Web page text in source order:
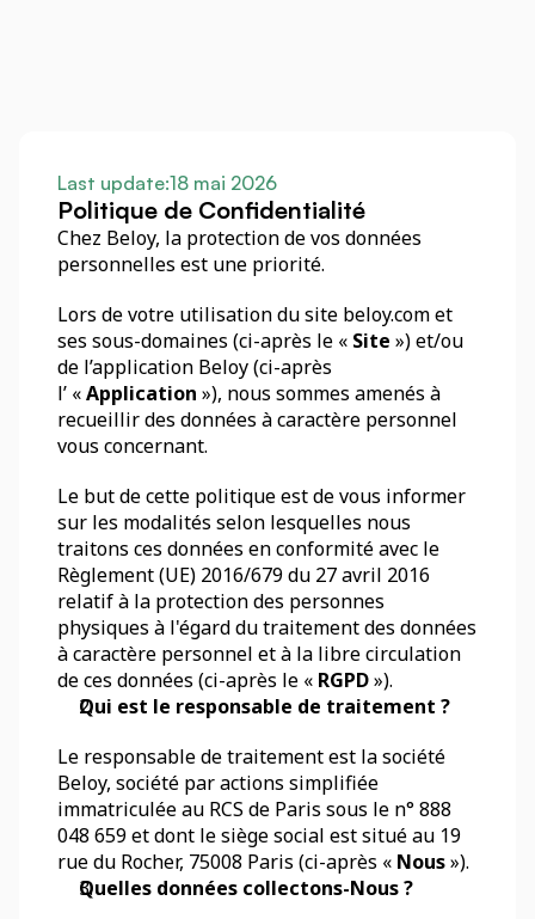
Last update:18 mai 2026
Politique de Confidentialité
Chez Beloy, la protection de vos données
personnelles est une priorité.
Lors de votre utilisation du site beloy.com et
ses sous-domaines (ci-après le « Site ») et/ou
de l’application Beloy (ci-après
l’ « Application »), nous sommes amenés à
recueillir des données à caractère personnel
vous concernant.
Le but de cette politique est de vous informer
sur les modalités selon lesquelles nous
traitons ces données en conformité avec le
Règlement (UE) 2016/679 du 27 avril 2016
relatif à la protection des personnes
physiques à l'égard du traitement des données
à caractère personnel et à la libre circulation
de ces données (ci-après le « RGPD »).
Qui est le responsable de traitement ?
Le responsable de traitement est la société
Beloy, société par actions simplifiée
immatriculée au RCS de Paris sous le n° 888
048 659 et dont le siège social est situé au 19
rue du Rocher, 75008 Paris (ci-après « Nous »).
Quelles données collectons-Nous ?